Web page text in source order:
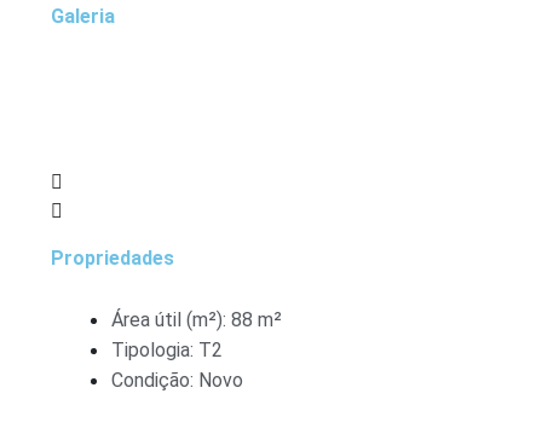
Galeria
Propriedades
Área útil (m²): 88 m²
Tipologia: T2
Condição: Novo